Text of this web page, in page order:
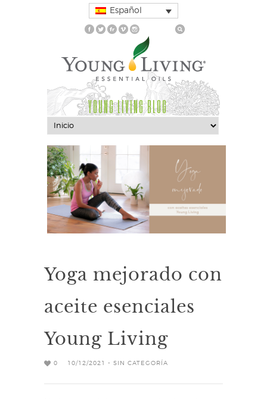
Español
YOUNG LIVING BLOG
Yoga mejorado con
aceite esenciales
Young Living
0 10/12/2021 - SIN CATEGORÍA